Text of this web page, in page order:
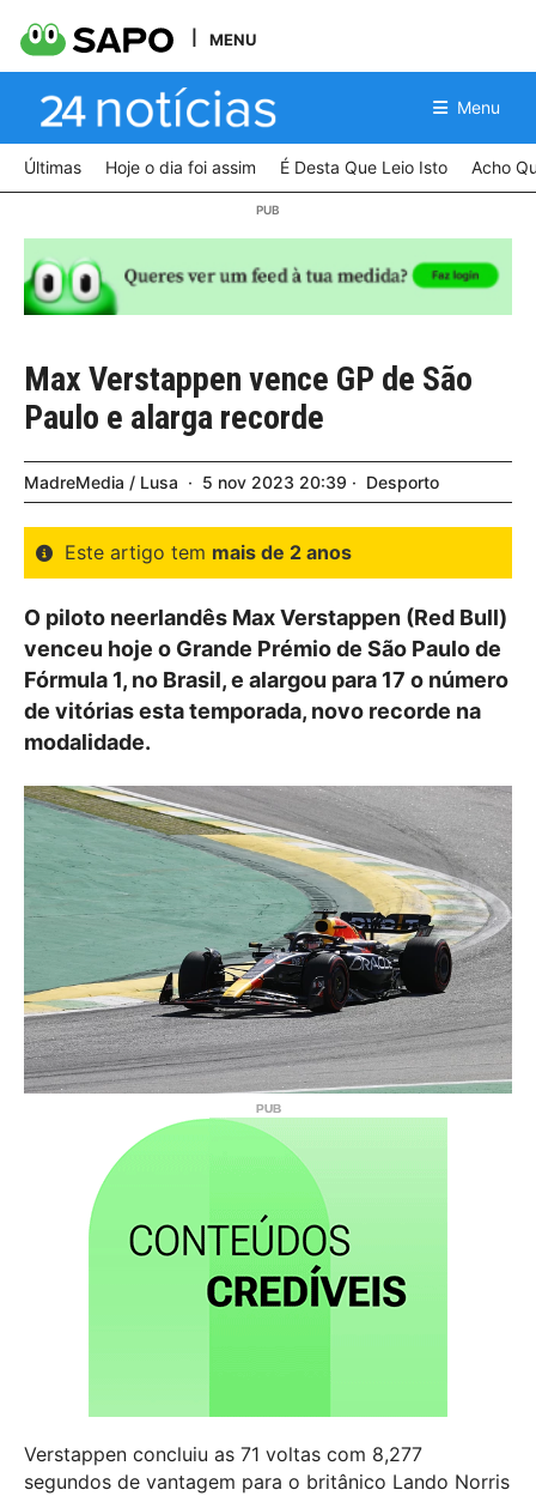
MENU
Menu
Últimas Hoje o dia foi assim É Desta Que Leio Isto Acho
Max Verstappen vence GP de São
Paulo e alarga recorde
MadreMedia / Lusa 5 nov 2023 20:39 Desporto
Este artigo tem mais de 2 anos
O piloto neerlandês Max Verstappen (Red Bull)
venceu hoje o Grande Prémio de São Paulo de
Fórmula 1, no Brasil, e alargou para 17 o número
de vitórias esta temporada, novo recorde na
modalidade.
Verstappen concluiu as 71 voltas com 8,277
segundos de vantagem para o britânico Lando Norris